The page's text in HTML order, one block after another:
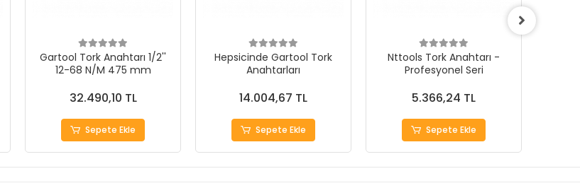
Gartool Tork Anahtarı 1/2''
12-68 N/M 475 mm
32.490,10 TL
Sepete Ekle
Hepsicinde Gartool Tork
Anahtarları
14.004,67 TL
Sepete Ekle
Nttools Tork Anahtarı -
Profesyonel Seri
5.366,24 TL
Sepete Ekle